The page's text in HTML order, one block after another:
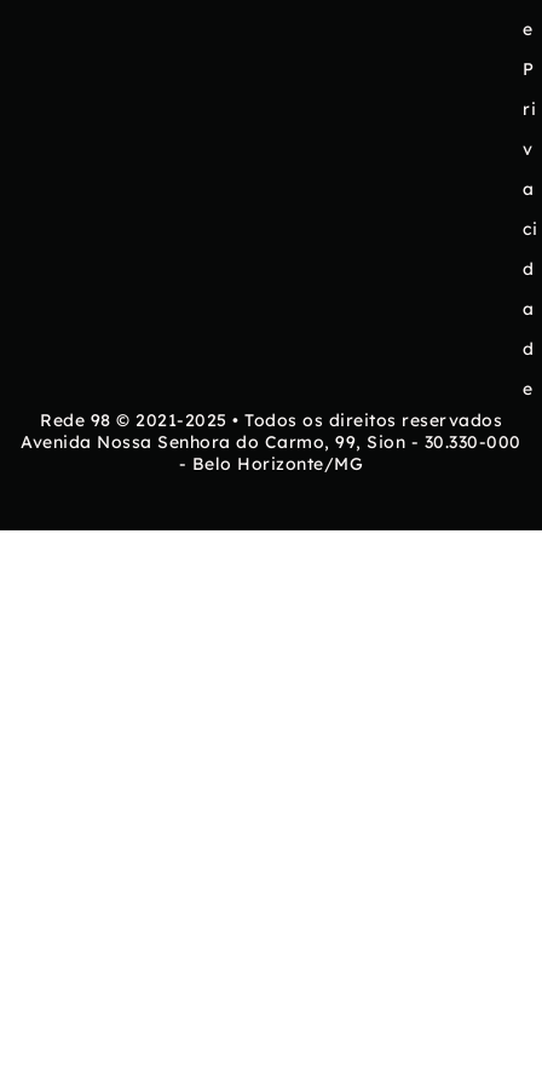
e
P
ri
v
a
ci
d
a
d
e
Rede 98 © 2021-2025 • Todos os direitos reservados
Avenida Nossa Senhora do Carmo, 99, Sion - 30.330-000
- Belo Horizonte/MG